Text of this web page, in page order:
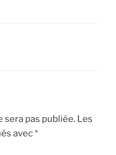
sera pas publiée. Les
avec*